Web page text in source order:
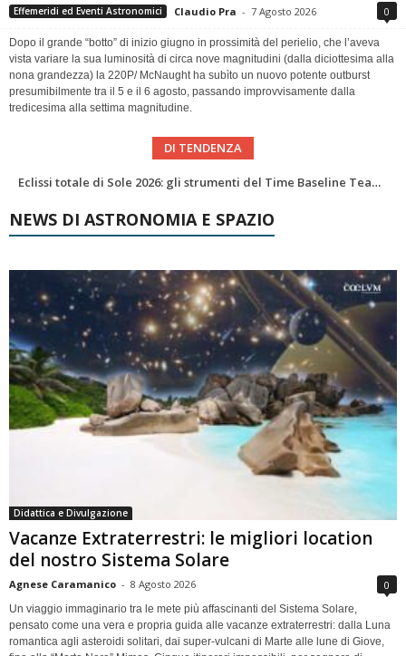
Effemeridi ed Eventi Astronomici Claudio Pra - 7 Agosto 2026 0
Dopo il grande “botto” di inizio giugno in prossimità del perielio, che l’aveva
vista variare la sua luminosità di circa nove magnitudini (dalla diciottesima alla
nona grandezza) la 220P/ McNaught ha subìto un nuovo potente outburst
presumibilmente tra il 5 e il 6 agosto, passando improvvisamente dalla
tredicesima alla settima magnitudine.
DI TENDENZA
Abell 2255 nel radio più profondo di sempre: nuova mappa del campo magnetico di un ammasso di galassie
NEWS DI ASTRONOMIA E SPAZIO
Didattica e Divulgazione
Vacanze Extraterrestri: le migliori location
del nostro Sistema Solare
Agnese Caramanico - 8 Agosto 2026 0
Un viaggio immaginario tra le mete più affascinanti del Sistema Solare,
pensato come una vera e propria guida alle vacanze extraterrestri: dalla Luna
romantica agli asteroidi solitari, dai super-vulcani di Marte alle lune di Giove,